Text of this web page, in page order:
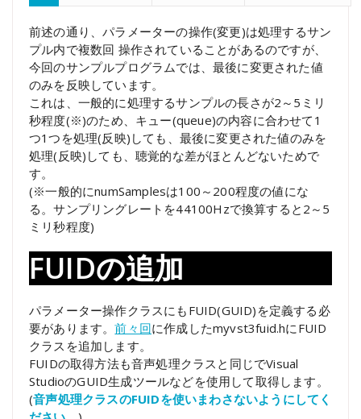
前述の通り、パラメーターの操作(変更)は処理するサン
プル内で複数回 操作されていることがあるのですが、
今回のサンプルプログラムでは、最後に変更された値
のみを反映しています。
これは、一般的に処理するサンプルの長さが2～5ミリ
秒程度(※)のため、キュー(queue)の内容に合わせて1
つ1つを処理(反映)しても、最後に変更された値のみを
処理(反映)しても、聴覚的な差がほとんどないためで
す。
(※一般的にnumSamplesは100～200程度の値にな
る。サンプリングレートを44100Hzで換算すると2～5
ミリ秒程度)
FUIDの追加
パラメーター操作クラスにもFUID(GUID)を定義する必
要があります。前々回に作成したmyvst3fuid.hにFUID
クラスを追加します。
FUIDの取得方法も音声処理クラスと同じでVisual
StudioのGUID生成ツールなどを使用して取得します。
(音声処理クラスのFUIDを使いまわさないようにしてく